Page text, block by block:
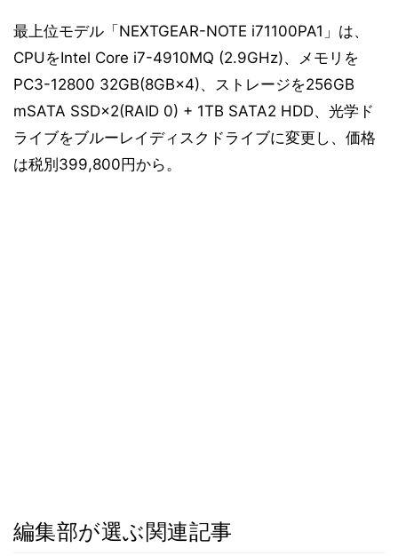
最上位モデル「NEXTGEAR-NOTE i71100PA1」は、
CPUをIntel Core i7-4910MQ (2.9GHz)、メモリを
PC3-12800 32GB(8GB×4)、ストレージを256GB
mSATA SSD×2(RAID 0) + 1TB SATA2 HDD、光学ド
ライブをブルーレイディスクドライブに変更し、価格
は税別399,800円から。
編集部が選ぶ関連記事